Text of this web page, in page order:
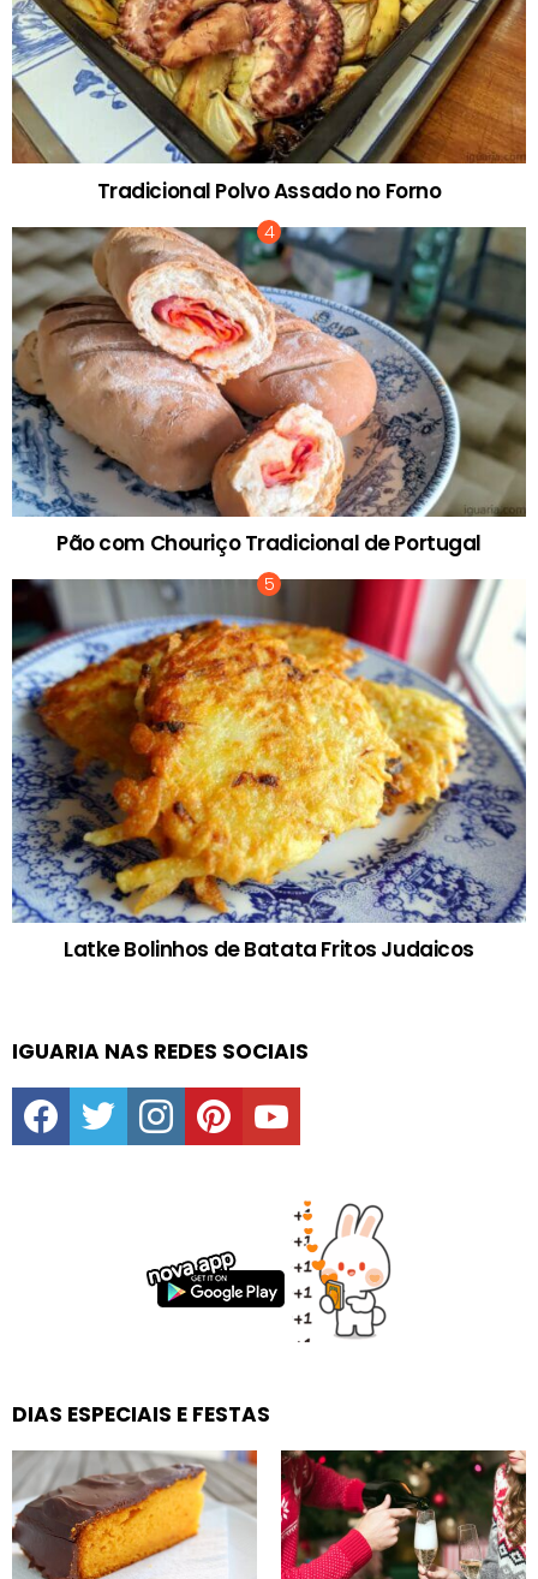
Tradicional Polvo Assado no Forno
Pão com Chouriço Tradicional de Portugal
Latke Bolinhos de Batata Fritos Judaicos
IGUARIA NAS REDES SOCIAIS
facebooktwitter instagrampinterestyoutube
DIAS ESPECIAIS E FESTAS